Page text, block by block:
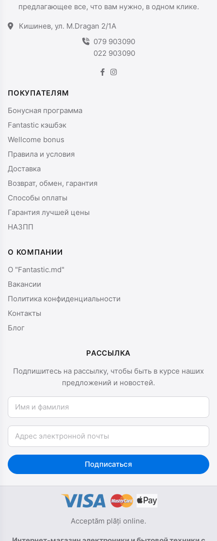
предлагающее все, что вам нужно, в одном клике.
Кишинев, ул. M.Dragan 2/1A
079 903090
022 903090
ПОКУПАТЕЛЯМ
Бонусная программа
Fantastic кэшбэк
Wellcome bonus
Правила и условия
Доставка
Возврат, обмен, гарантия
Способы оплаты
Гарантия лучшей цены
НАЗПП
О КОМПАНИИ
О "Fantastic.md"
Вакансии
Политика конфиденциальности
Контакты
Блог
РАССЫЛКА
Подпишитесь на рассылку, чтобы быть в курсе наших
предложений и новостей.
Имя и фамилия
Email
Подписаться
Acceptăm plăți online.